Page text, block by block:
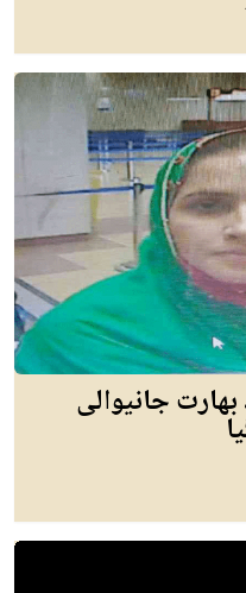
جانیوالی